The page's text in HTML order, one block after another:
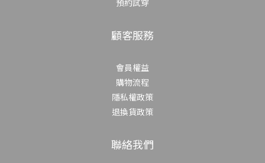
預約試穿
顧客服務
會員權益
購物流程
隱私權政策
退換貨政策
聯絡我們